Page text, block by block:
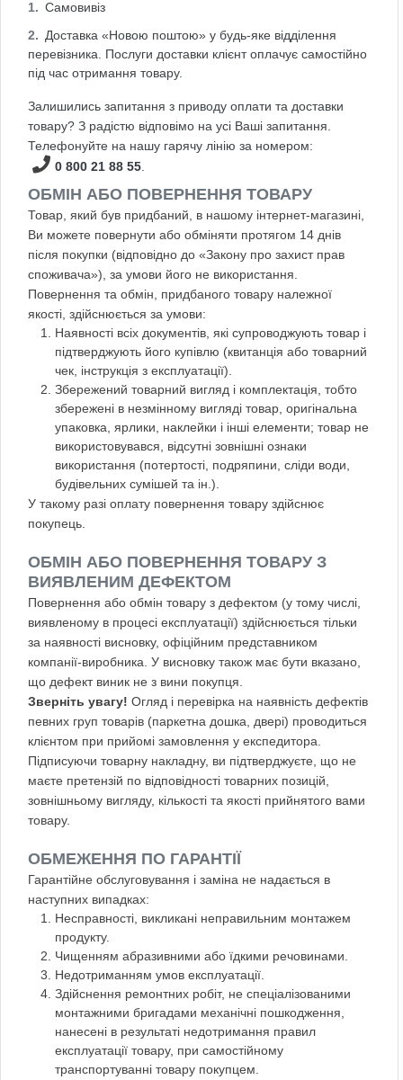
Самовивіз
Доставка «Новою поштою» у будь-яке відділення
перевізника. Послуги доставки клієнт оплачує самостійно
під час отримання товару.
Залишились запитання з приводу оплати та доставки
товару? З радістю відповімо на усі Ваші запитання.
Телефонуйте на нашу гарячу лінію за номером:
0 800 21 88 55
ОБМІН АБО ПОВЕРНЕННЯ ТОВАРУ
Товар, який був придбаний, в нашому інтернет-магазині,
Ви можете повернути або обміняти протягом 14 днів
після покупки (відповідно до «Закону про захист прав
споживача»), за умови його не використання.
Повернення та обмін, придбаного товару належної
якості, здійснюється за умови:
Наявності всіх документів, які супроводжують товар і
підтверджують його купівлю (квитанція або товарний
чек, інструкція з експлуатації).
Збережений товарний вигляд і комплектація, тобто
збережені в незмінному вигляді товар, оригінальна
упаковка, ярлики, наклейки і інші елементи; товар не
використовувався, відсутні зовнішні ознаки
використання (потертості, подряпини, сліди води,
будівельних сумішей та ін.).
У такому разі оплату повернення товару здійснює
покупець.
ОБМІН АБО ПОВЕРНЕННЯ ТОВАРУ З
ВИЯВЛЕНИМ ДЕФЕКТОМ
Повернення або обмін товару з дефектом (у тому числі,
виявленому в процесі експлуатації) здійснюється тільки
за наявності висновку, офіційним представником
компанії-виробника. У висновку також має бути вказано,
що дефект виник не з вини покупця.
Зверніть увагу! Огляд і перевірка на наявність дефектів
певних груп товарів (паркетна дошка, двері) проводиться
клієнтом при прийомі замовлення у експедитора.
Підписуючи товарну накладну, ви підтверджуєте, що не
маєте претензій по відповідності товарних позицій,
зовнішньому вигляду, кількості та якості прийнятого вами
товару.
ОБМЕЖЕННЯ ПО ГАРАНТІЇ
Гарантійне обслуговування і заміна не надається в
наступних випадках:
Несправності, викликані неправильним монтажем
продукту.
Чищенням абразивними або їдкими речовинами.
Недотриманням умов експлуатації.
Здійснення ремонтних робіт, не спеціалізованими
монтажними бригадами механічні пошкодження,
нанесені в результаті недотримання правил
експлуатації товару, при самостійному
транспортуванні товару покупцем.